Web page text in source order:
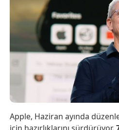
Apple, Haziran ayında
için hazırlıklarını sürdürüyor.